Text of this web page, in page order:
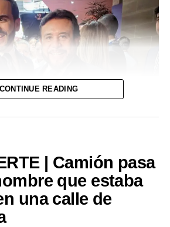
CONTINUE READING
| Camión pasa
que estaba
una calle de